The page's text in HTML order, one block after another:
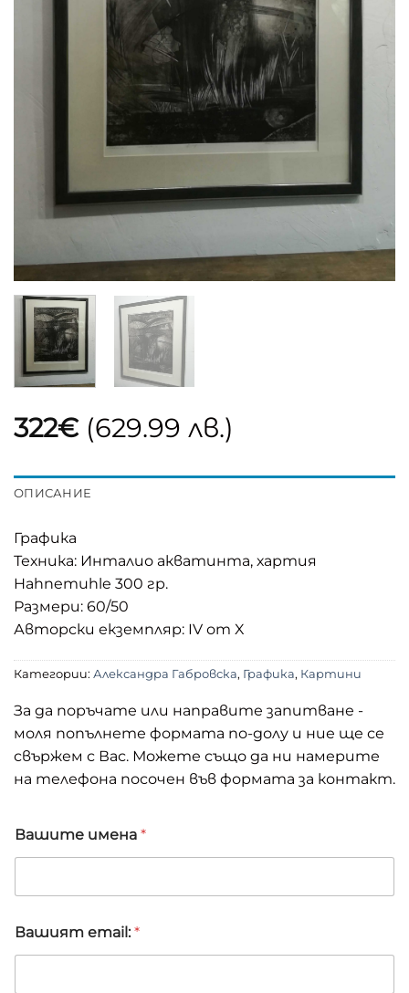
322€ (629.99 лв.)
ОПИСАНИЕ
Графика
Техника: Инталио акватинта, хартия
Hahnemuhle 300 гр.
Размери: 60/50
Авторски екземпляр: IV от X
Категории: Александра Габровска, Графика, Картини
За да поръчате или направите запитване -
моля попълнете формата по-долу и ние ще се
свържем с Вас. Можете също да ни намерите
на телефона посочен във формата за контакт.
Вашите имена *
Вашият email: *